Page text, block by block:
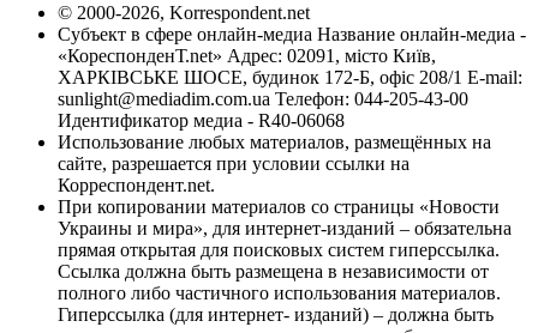
© 2000-2026, Korrespondent.net
Субъект в сфере онлайн-медиа Название онлайн-медиа -
«КореспонденТ.net» Адрес: 02091, місто Київ,
ХАРКІВСЬКЕ ШОСЕ, будинок 172-Б, офіс 208/1 E-mail:
sunlight@mediadim.com.ua Телефон: 044-205-43-00
Идентификатор медиа - R40-06068
Использование любых материалов, размещённых на
сайте, разрешается при условии ссылки на
Корреспондент.net.
При копировании материалов со страницы «Новости
Украины и мира», для интернет-изданий – обязательна
прямая открытая для поисковых систем гиперссылка.
Ссылка должна быть размещена в независимости от
полного либо частичного использования материалов.
Гиперссылка (для интернет- изданий) – должна быть